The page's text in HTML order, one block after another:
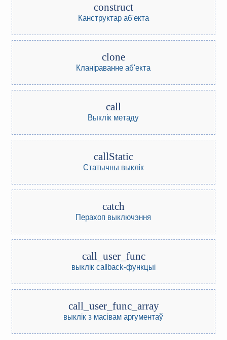
construct
Канструктар аб'екта
clone
Кланіраванне аб'екта
call
Выклік метаду
callStatic
Статычны выклік
catch
Перахоп выключэння
call_user_func
выклік callback-функцыі
call_user_func_array
выклік з масівам аргументаў